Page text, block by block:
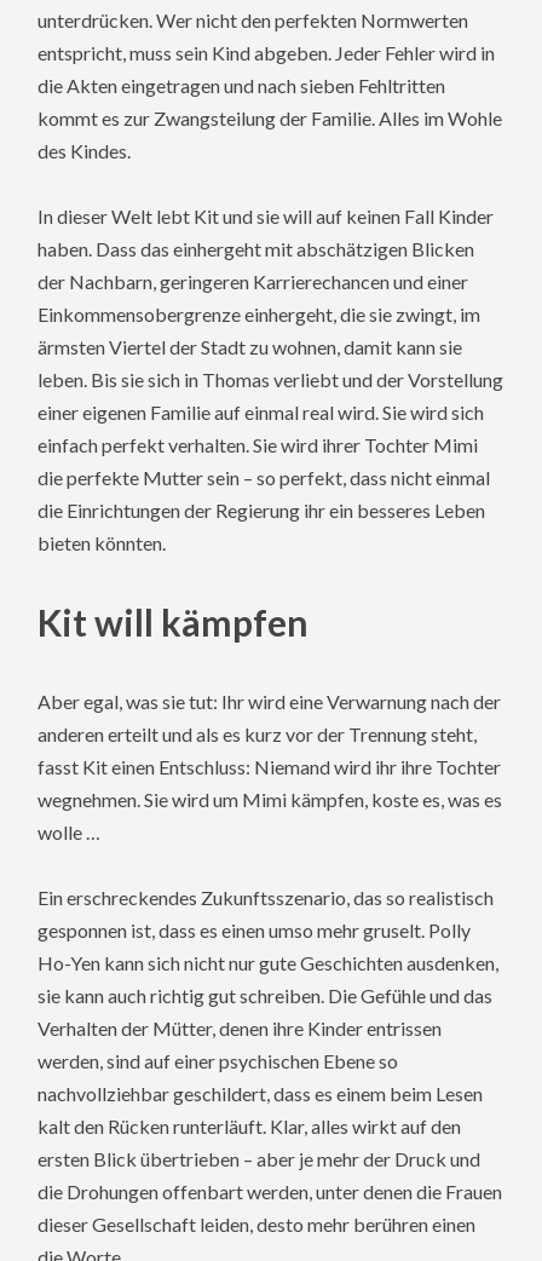
unterdrücken. Wer nicht den perfekten Normwerten
entspricht, muss sein Kind abgeben. Jeder Fehler wird in
die Akten eingetragen und nach sieben Fehltritten
kommt es zur Zwangsteilung der Familie. Alles im Wohle
des Kindes.
In dieser Welt lebt Kit und sie will auf keinen Fall Kinder
haben. Dass das einhergeht mit abschätzigen Blicken
der Nachbarn, geringeren Karrierechancen und einer
Einkommensobergrenze einhergeht, die sie zwingt, im
ärmsten Viertel der Stadt zu wohnen, damit kann sie
leben. Bis sie sich in Thomas verliebt und der Vorstellung
einer eigenen Familie auf einmal real wird. Sie wird sich
einfach perfekt verhalten. Sie wird ihrer Tochter Mimi
die perfekte Mutter sein – so perfekt, dass nicht einmal
die Einrichtungen der Regierung ihr ein besseres Leben
bieten könnten.
Kit will kämpfen
Aber egal, was sie tut: Ihr wird eine Verwarnung nach der
anderen erteilt und als es kurz vor der Trennung steht,
fasst Kit einen Entschluss: Niemand wird ihr ihre Tochter
wegnehmen. Sie wird um Mimi kämpfen, koste es, was es
wolle …
Ein erschreckendes Zukunftsszenario, das so realistisch
gesponnen ist, dass es einen umso mehr gruselt. Polly
Ho-Yen kann sich nicht nur gute Geschichten ausdenken,
sie kann auch richtig gut schreiben. Die Gefühle und das
Verhalten der Mütter, denen ihre Kinder entrissen
werden, sind auf einer psychischen Ebene so
nachvollziehbar geschildert, dass es einem beim Lesen
kalt den Rücken runterläuft. Klar, alles wirkt auf den
ersten Blick übertrieben – aber je mehr der Druck und
die Drohungen offenbart werden, unter denen die Frauen
dieser Gesellschaft leiden, desto mehr berühren einen